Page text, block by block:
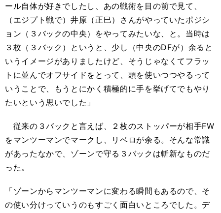
ール自体が好きでしたし、あの戦術を目の前で見て、
（エジプト戦で）井原（正巳）さんがやっていたポジシ
ョン（３バックの中央）をやってみたいな、と。当時は
３枚（３バック）というと、少し（中央のDFが）余ると
いうイメージがありましたけど、そうじゃなくてフラッ
トに並んでオフサイドをとって、頭を使いつつやるって
いうことで、もうとにかく積極的に手を挙げてでもやり
たいという思いでした」
従来の３バックと言えば、２枚のストッパーが相手FW
をマンツーマンでマークし、リベロが余る。そんな常識
があったなかで、ゾーンで守る３バックは斬新なものだ
った。
「ゾーンからマンツーマンに変わる瞬間もあるので、そ
の使い分けっていうのもすごく面白いところでした。デ